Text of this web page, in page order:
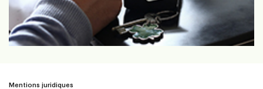
Mentions juridiques